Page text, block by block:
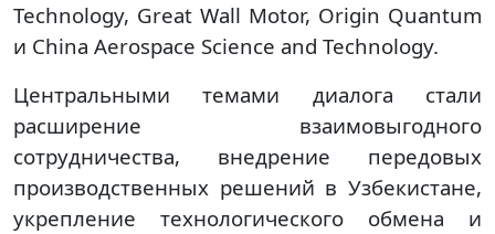
Technology, Great Wall Motor, Origin Quantum
и China Aerospace Science and Technology.
Центральными темами диалога стали
расширение взаимовыгодного
сотрудничества, внедрение передовых
производственных решений в Узбекистане,
укрепление технологического обмена и